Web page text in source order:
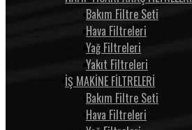
Bakım Filtre Seti
Hava Filtreleri
Yağ Filtreleri
Yakıt Filtreleri
İŞ MAKİNE FİLTRELERİ
Bakım Filtre Seti
Hava Filtreleri